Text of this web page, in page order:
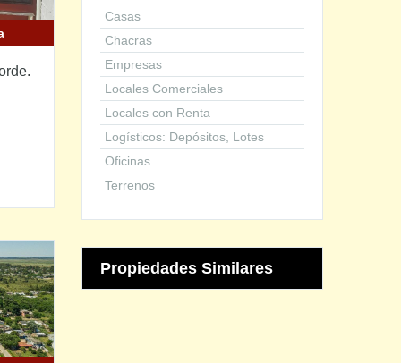
Casas
Chacras
Empresas
Locales Comerciales
Locales con Renta
Logísticos: Depósitos, Lotes
Oficinas
Terrenos
Propiedades Similares